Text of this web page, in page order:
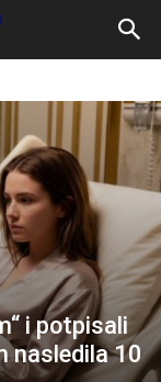
i potpisali
nasledila 10